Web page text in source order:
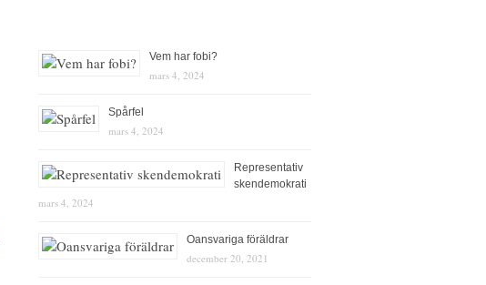
Vem har fobi?
mars 4, 2024
Spårfel
mars 4, 2024
Representativ
skendemokrati
mars 4, 2024
Oansvariga föräldrar
december 20, 2021